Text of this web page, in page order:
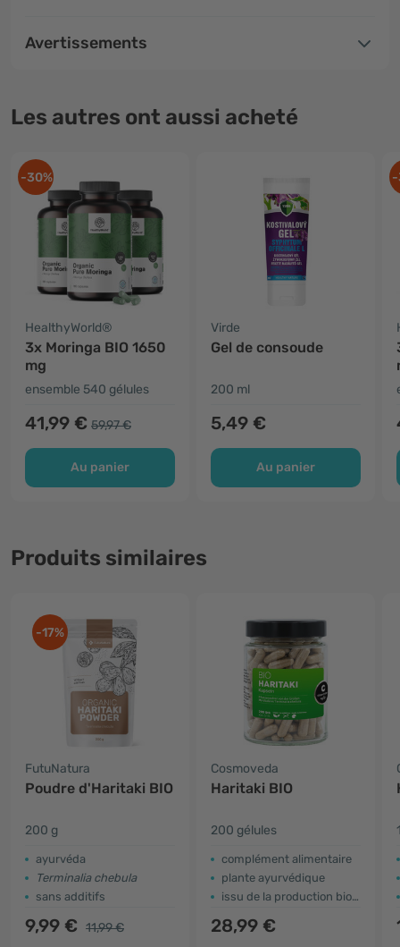
Avertissements
Les autres ont aussi acheté
-30%
HealthyWorld®
3x Moringa BIO 1650
mg
ensemble 540 gélules
41,99 € 59,97 €
Au panier
Virde
Gel de consoude
200 ml
5,49 €
Au panier
-
Produits similaires
-17%
FutuNatura
Poudre d'Haritaki BIO
200 g
ayurvéda
Terminalia chebula
sans additifs
9,99 € 11,99 €
Cosmoveda
Haritaki BIO
200 gélules
complément alimentaire
plante ayurvédique
issu de la production biologique
28,99 €